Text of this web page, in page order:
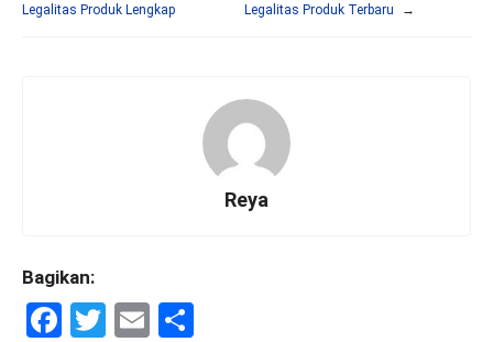
Legalitas Produk Lengkap Legalitas Produk Terbaru →
Reya
Bagikan:
F
T
E